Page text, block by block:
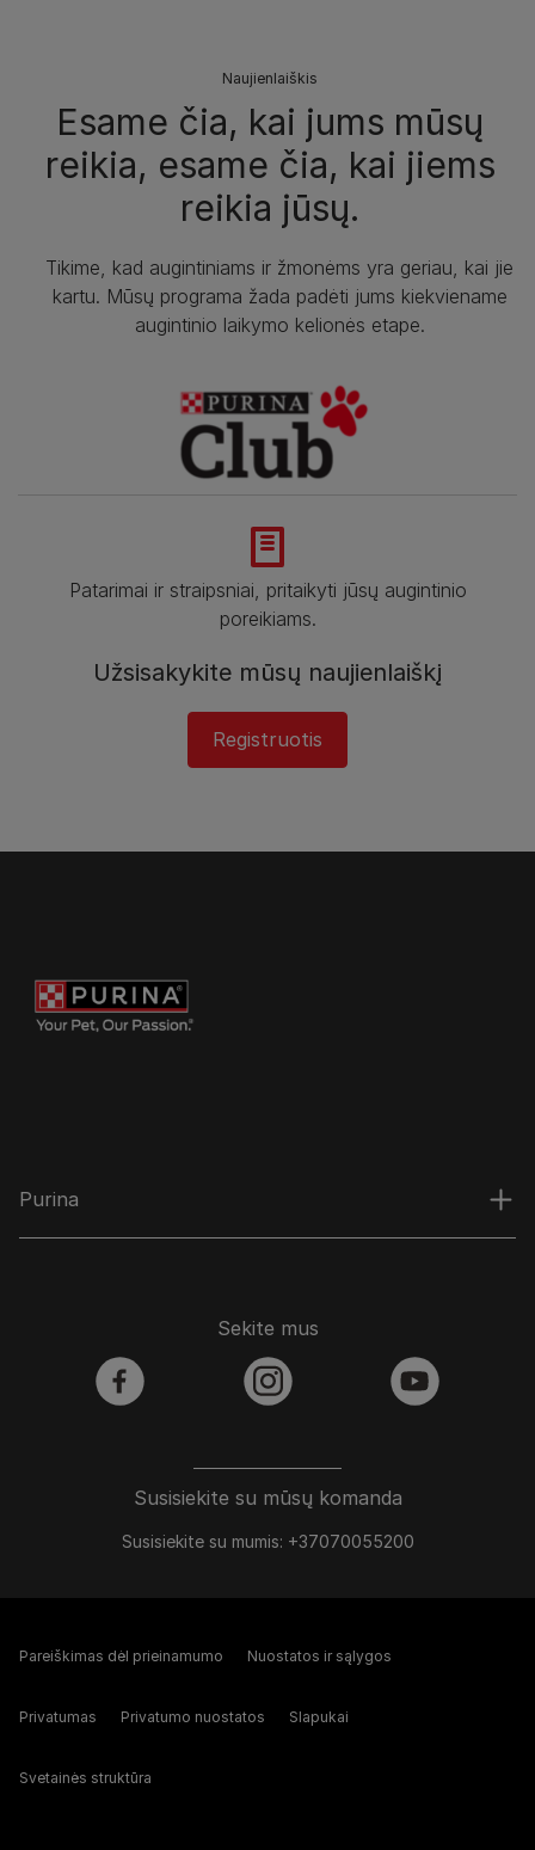
Naujienlaiškis
Esame čia, kai jums mūsų
reikia, esame čia, kai jiems
reikia jūsų.
Tikime, kad augintiniams ir žmonėms yra geriau, kai jie
kartu. Mūsų programa žada padėti jums kiekviename
augintinio laikymo kelionės etape.
Patarimai ir straipsniai, pritaikyti jūsų augintinio
poreikiams.
Užsisakykite mūsų naujienlaiškį
Registruotis
Purina
Susisiekite su mūsų komanda
Susisiekite su mumis: +37070055200
Sekite mus
facebook instagram youtube
Pareiškimas dėl prieinamumo Nuostatos ir sąlygos
Privatumas Privatumo nuostatos Slapukai
Svetainės struktūra